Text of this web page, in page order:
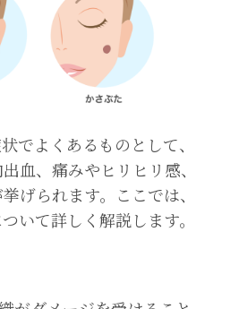
でよくあるものとして、
血、痛みやヒリヒリ感、
げられます。ここでは、
いて詳しく解説します。